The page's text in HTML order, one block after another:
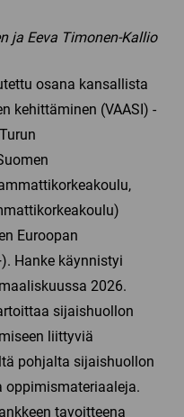
ja Eeva Timonen-Kallio
osana kansallista
kehittäminen (VAASI) -
Euroopan
Hanke käynnistyi
2026.
sijaishuollon
liittyviä
pohjalta sijaishuollon
tavoitteena